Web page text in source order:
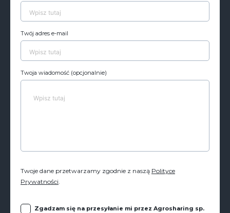
Twój adres e-mail
Twoja wiadomość (opcjonalnie)
Twoje dane przetwarzamy zgodnie z naszą Polityce
Prywatności.
Zgadzam się na przesyłanie mi przez Agrosharing sp.